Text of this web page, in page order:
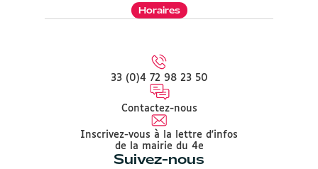
Horaires
33 (0)4 72 98 23 50
Contactez-nous
Inscrivez-vous à la lettre d'infos
de la mairie du 4e
Suivez-nous